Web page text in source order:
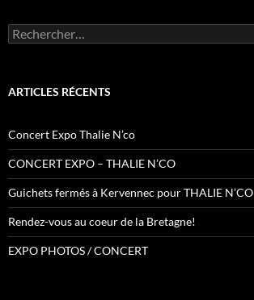
Rechercher :
ARTICLES RÉCENTS
Concert Expo Thalie N’co
CONCERT EXPO – THALIE N’CO
Guichets fermés à Kervennec pour THALIE N’CO
Rendez-vous au coeur de la Bretagne!
EXPO PHOTOS / CONCERT